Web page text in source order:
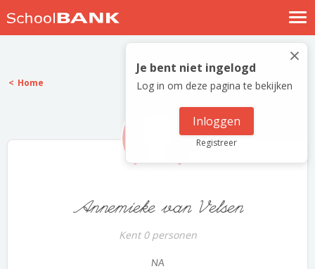
Nostalgische verhalen
Log in
Meld je gratis aan
×
Je bent niet ingelogd
Log in om deze pagina te bekijken
Inloggen
Registreer
Home
Annemieke van Velsen
Kent 0 personen
NA